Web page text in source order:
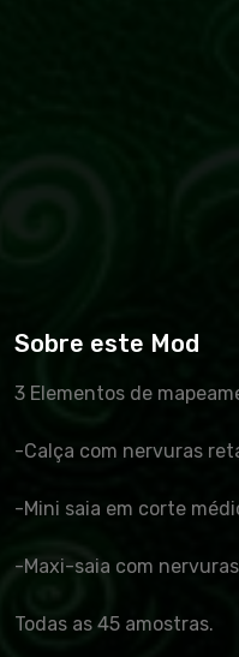
Sobre este Mod
3 Elementos de
-Calça com nervuras
-Mini saia em corte
-Maxi-saia com
Todas as 45 amostras.